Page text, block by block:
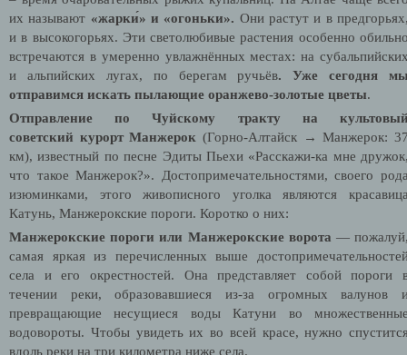
их называют «жарки́» и «огоньки». Они растут и в
и в высокогорьях. Эти светолюбивые растения особенно
встречаются в умеренно увлажнённых местах: на
и альпийских лугах, по берегам ручьёв. Уже сегодня
отправимся искать пылающие оранжево-золотые цветы.
Отправление по Чуйскому тракту на
советский курорт Манжерок (Горно-Алтайск → Манжерок:
км), известный по песне Эдиты Пьехи «Расскажи-ка мне
что такое Манжерок?». Достопримечательностями, своего
изюминками, этого живописного уголка являются
Катунь, Манжерокские пороги. Коротко о них:
Манжерокские пороги или Манжерокские ворота —
самая яркая из перечисленных выше
села и его окрестностей. Она представляет собой пороги
течении реки, образовавшиеся из-за огромных валунов
превращающие несущиеся воды Катуни во
водовороты. Чтобы увидеть их во всей красе, нужно
вдоль реки на три километра ниже села.